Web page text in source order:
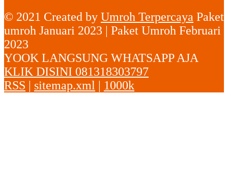
© 2021 Created by Umroh Terpercaya Paket
umroh Januari 2023 | Paket Umroh Februari
2023
YOOK LANGSUNG WHATSAPP AJA
KLIK DISINI 081318303797
RSS
sitemap.xml 1000k